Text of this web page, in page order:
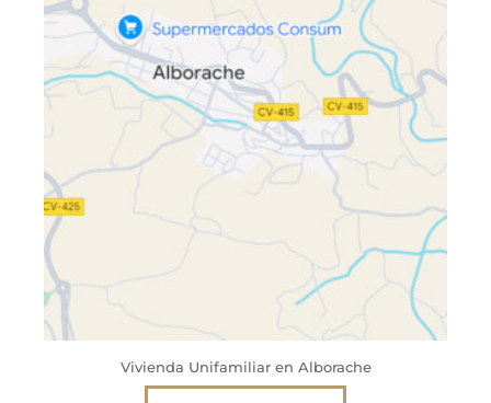
Vivienda Unifamiliar en Alborache